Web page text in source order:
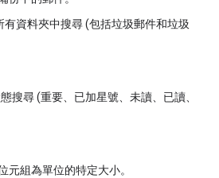
有資料夾中搜尋 (包括垃圾郵件和垃圾
態搜尋 (重要、已加星號、未讀、已讀、
元組為單位的特定大小。